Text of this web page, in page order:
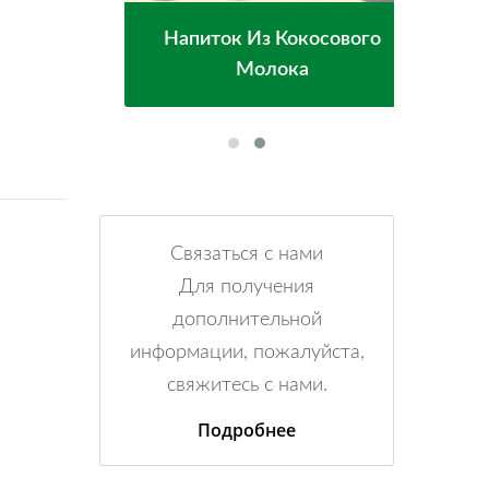
Напиток Из Кокосового
Молока
Связаться с нами
Для получения
дополнительной
информации, пожалуйста,
свяжитесь с нами.
Подробнее